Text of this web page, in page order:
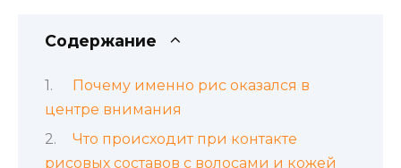
Содержание
Почему именно рис оказался в
центре внимания
Что происходит при контакте
рисовых составов с волосами и кожей